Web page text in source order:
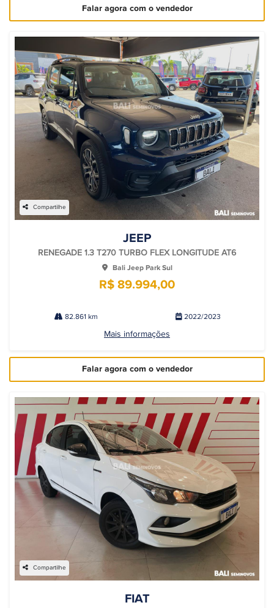
Falar agora com o vendedor
Compartilhe
JEEP
RENEGADE 1.3 T270 TURBO FLEX LONGITUDE AT6
Bali Jeep Park Sul
R$ 89.994,00
82.861 km 2022/2023
Mais informações
Falar agora com o vendedor
Compartilhe
FIAT